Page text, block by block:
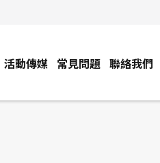
活動傳媒 常見問題 聯絡我們